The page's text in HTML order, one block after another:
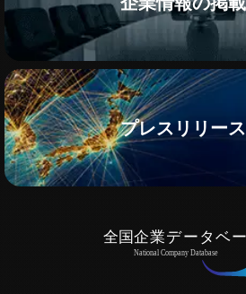
プレスリリー